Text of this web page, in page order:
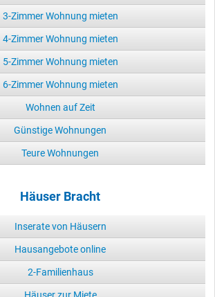
3-Zimmer Wohnung mieten
4-Zimmer Wohnung mieten
5-Zimmer Wohnung mieten
6-Zimmer Wohnung mieten
Wohnen auf Zeit
Günstige Wohnungen
Teure Wohnungen
Häuser Bracht
Inserate von Häusern
Hausangebote online
2-Familienhaus